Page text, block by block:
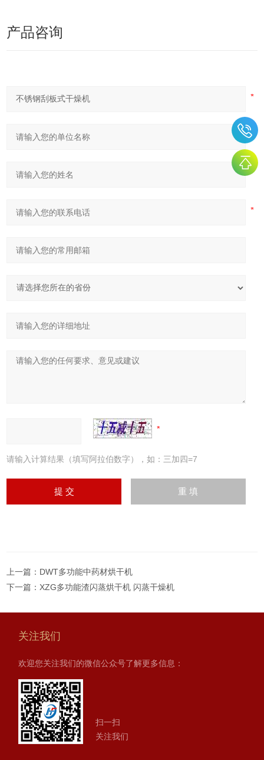
产品咨询
请输入计算结果（填写阿拉伯数字），如：三加四=7
上一篇： DWT多功能中药材烘干机
下一篇：XZG多功能渣闪蒸烘干机 闪蒸干燥机
关注我们
欢迎您关注我们的微信公众号了解更多信息：
扫一扫
关注我们